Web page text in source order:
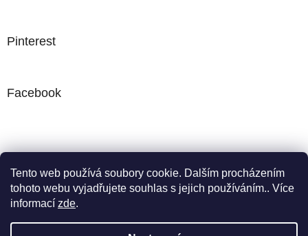
Tento web používá soubory cookie. Dalším procházením
tohoto webu vyjadřujete souhlas s jejich používáním.. Více
informací zde.
Pinterest
Facebook
0KS /0 KČ